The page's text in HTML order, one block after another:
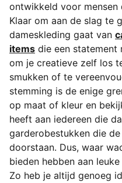
ontwikkeld voor mensen
Klaar om aan de slag te
dameskleding gaat van
items die een statement
om je creatieve zelf los
smukken of te
stemming is de enige
op maat of kleur en
heeft aan iedereen die
garderobestukken die
doorstaan. Dus, waar
bieden hebben aan
Zo heb je altijd genoeg